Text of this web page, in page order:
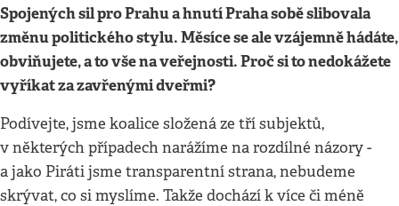
Spojených sil pro Prahu a hnutí Praha sobě slibovala
změnu politického stylu. Měsíce se ale vzájemně hádáte,
obviňujete, a to vše na veřejnosti. Proč si to nedokážete
vyříkat za zavřenými dveřmi?
Podívejte, jsme koalice složená ze tří subjektů,
v některých případech narážíme na rozdílné názory -
a jako Piráti jsme transparentní strana, nebudeme
skrývat, co si myslíme. Takže dochází k více či méně